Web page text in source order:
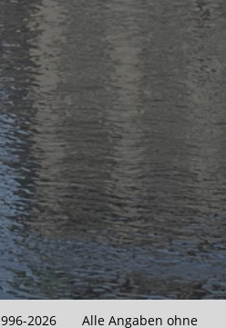
2026 Alle Angaben ohne